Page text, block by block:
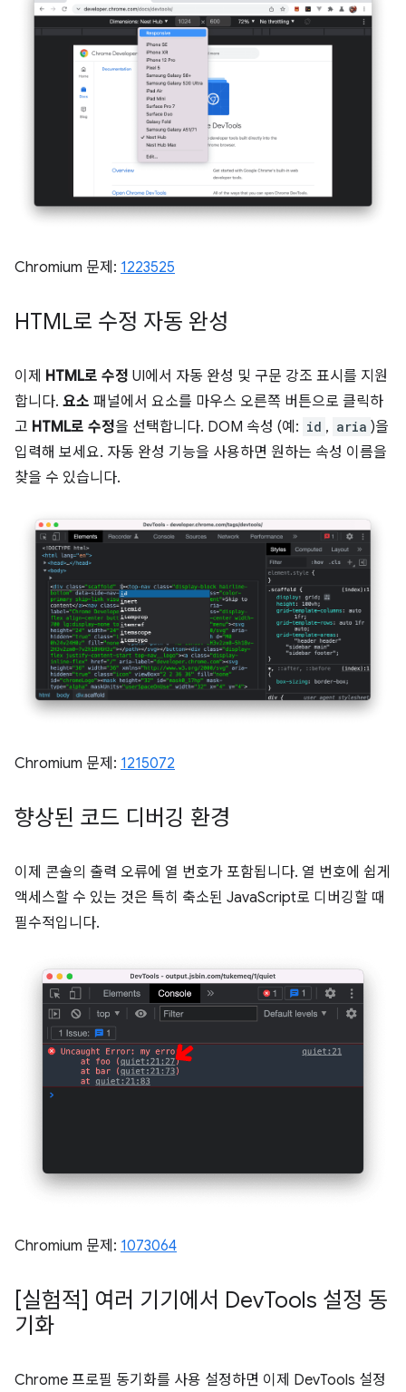
Chromium 문제: 1223525
HTML로 수정 자동 완성
이제 HTML로 수정 UI에서 자동 완성 및 구문 강조 표시를 지원
합니다. 요소 패널에서 요소를 마우스 오른쪽 버튼으로 클릭하
고 HTML로 수정을 선택합니다. DOM 속성 (예: id , aria )을
입력해 보세요. 자동 완성 기능을 사용하면 원하는 속성 이름을
찾을 수 있습니다.
Chromium 문제: 1215072
향상된 코드 디버깅 환경
이제 콘솔의 출력 오류에 열 번호가 포함됩니다. 열 번호에 쉽게
액세스할 수 있는 것은 특히 축소된 JavaScript로 디버깅할 때
필수적입니다.
Chromium 문제: 1073064
[실험적] 여러 기기에서 DevTools 설정 동
기화
Chrome 프로필 동기화를 사용 설정하면 이제 DevTools 설정